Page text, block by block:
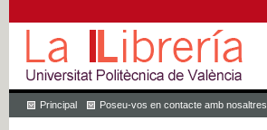
Principal Poseu-vos en contacte amb nosaltres